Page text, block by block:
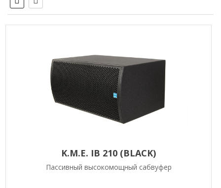
K.M.E. IB 210 (BLACK)
Пассивный высокомощный сабвуфер